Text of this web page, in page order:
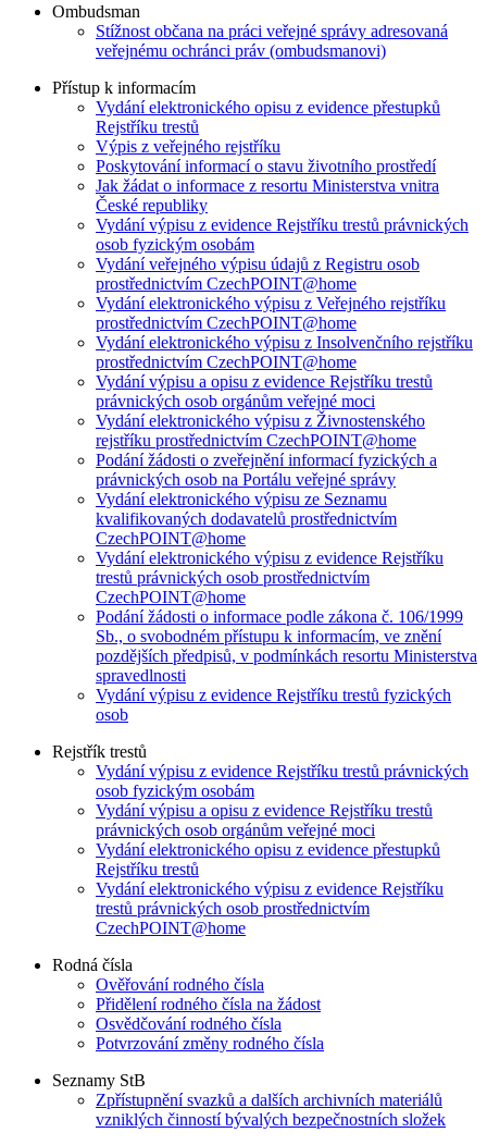
Ombudsman
Stížnost občana na práci veřejné správy adresovaná
veřejnému ochránci práv (ombudsmanovi)
Přístup k informacím
Vydání elektronického opisu z evidence přestupků
Rejstříku trestů
Výpis z veřejného rejstříku
Poskytování informací o stavu životního prostředí
Jak žádat o informace z resortu Ministerstva vnitra
České republiky
Vydání výpisu z evidence Rejstříku trestů právnických
osob fyzickým osobám
Vydání veřejného výpisu údajů z Registru osob
prostřednictvím CzechPOINT@home
Vydání elektronického výpisu z Veřejného rejstříku
prostřednictvím CzechPOINT@home
Vydání elektronického výpisu z Insolvenčního rejstříku
prostřednictvím CzechPOINT@home
Vydání výpisu a opisu z evidence Rejstříku trestů
právnických osob orgánům veřejné moci
Vydání elektronického výpisu z Živnostenského
rejstříku prostřednictvím CzechPOINT@home
Podání žádosti o zveřejnění informací fyzických a
právnických osob na Portálu veřejné správy
Vydání elektronického výpisu ze Seznamu
kvalifikovaných dodavatelů prostřednictvím
CzechPOINT@home
Vydání elektronického výpisu z evidence Rejstříku
trestů právnických osob prostřednictvím
CzechPOINT@home
Podání žádosti o informace podle zákona č. 106/1999
Sb., o svobodném přístupu k informacím, ve znění
pozdějších předpisů, v podmínkách resortu Ministerstva
spravedlnosti
Vydání výpisu z evidence Rejstříku trestů fyzických
osob
Rejstřík trestů
Vydání výpisu z evidence Rejstříku trestů právnických
osob fyzickým osobám
Vydání výpisu a opisu z evidence Rejstříku trestů
právnických osob orgánům veřejné moci
Vydání elektronického opisu z evidence přestupků
Rejstříku trestů
Vydání elektronického výpisu z evidence Rejstříku
trestů právnických osob prostřednictvím
CzechPOINT@home
Rodná čísla
Ověřování rodného čísla
Přidělení rodného čísla na žádost
Osvědčování rodného čísla
Potvrzování změny rodného čísla
Seznamy StB
Zpřístupnění svazků a dalších archivních materiálů
vzniklých činností bývalých bezpečnostních složek